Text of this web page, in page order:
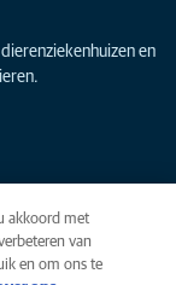
en
akkoord met
van
en om ons te